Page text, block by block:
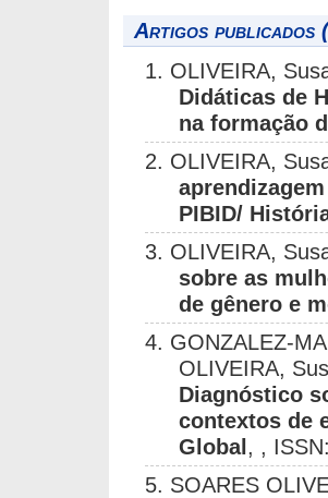
Artigos publicados
1. OLIVEIRA,
Didáticas de
na formação
2. OLIVEIRA,
PIBID/
3. OLIVEIRA,
sobre as
de gênero e
4. GONZALEZ-
OLIVEIRA,
Diagnóstico
contextos de
Global , ,
5. SOARES